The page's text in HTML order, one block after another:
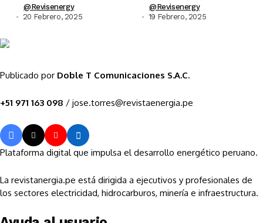
@revisenergy
20 Febrero, 2025
@revisenergy
19 Febrero, 2025
Publicado por Doble T Comunicaciones S.A.C.
+51 971 163 098 / jose.torres@revistaenergia.pe
Plataforma digital que impulsa el desarrollo energético peruano.
La revistanergia.pe está dirigida a ejecutivos y profesionales de
los sectores electricidad, hidrocarburos, minería e infraestructura.